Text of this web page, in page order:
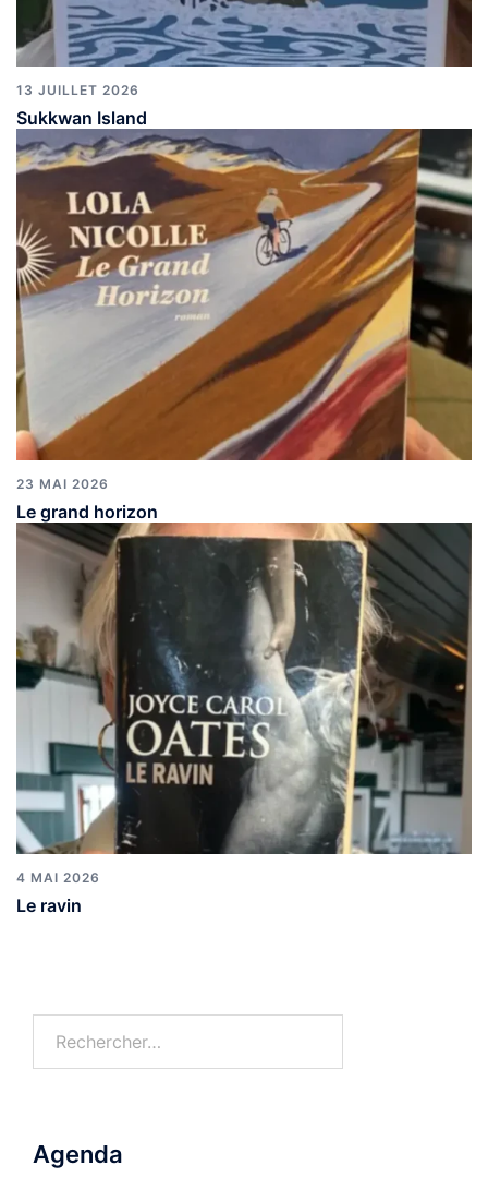
13 JUILLET 2026
Sukkwan Island
23 MAI 2026
Le grand horizon
4 MAI 2026
Le ravin
Agenda